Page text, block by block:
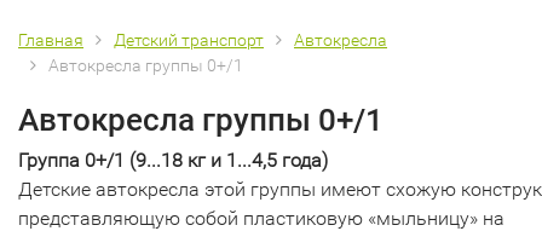
Главная Детский транспорт
Автокресла
Автокресла группы 0+/1
Автокресла группы 0+/1
Группа 0+/1 (9...18 кг и 1...4,5 года)
Детские автокресла этой группы имеют схожую
представляющую собой пластиковую «мыльницу» на